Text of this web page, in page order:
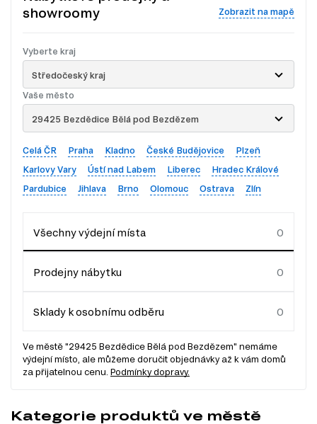
showroomy
Zobrazit na mapě
Vyberte kraj
Středočeský kraj
Vaše město
29425 Bezdědice Bělá pod Bezdězem
Celá ČR Praha Kladno České Budějovice
Plzeň
Karlovy Vary
Ústí nad Labem Liberec
Hradec Králové
Pardubice
Jihlava Brno Olomouc Ostrava Zlín
Všechny výdejní místa
Prodejny nábytku
Sklady k osobnímu odběru
Ve městě "29425 Bezdědice Bělá pod Bezdězem" nemáme
výdejní místo, ale můžeme doručit objednávky až k vám domů
za přijatelnou cenu. Podmínky dopravy.
Kategorie produktů ve městě